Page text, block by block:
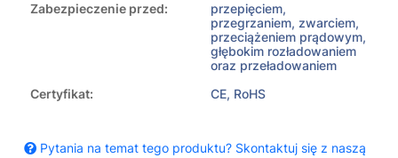
Zabezpieczenie przed:
przepięciem,
przegrzaniem, zwarciem,
przeciążeniem prądowym,
głębokim rozładowaniem
oraz przeładowaniem
Certyfikat:
CE, RoHS
Pytania na temat tego produktu? Skontaktuj się z naszą